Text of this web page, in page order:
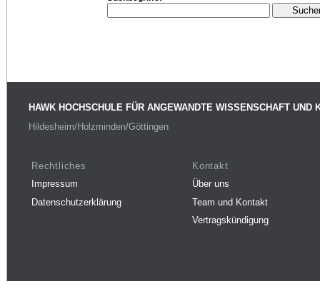
HAWK HOCHSCHULE FÜR ANGEWANDTE WISSENSCHAFT UND
Hildesheim/Holzminden/Göttingen
Rechtliches
Impressum
Datenschutzerklärung
Kontakt
Über uns
Team und Kontakt
Vertragskündigung